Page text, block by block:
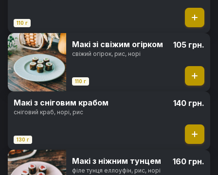
110 г
Макі зі свіжим огірком
свіжий огірок, рис, норі
110 г
105 грн.
Макі з сніговим крабом
сніговий краб, норі, рис
130 г
140 грн.
Макі з ніжним тунцем
філе тунця еллоуфін, рис, норі
160 грн.